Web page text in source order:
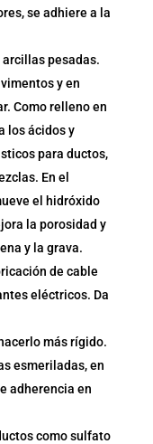
se adhiere a la
pesadas.
y en
Como relleno en
los ácidos y
para ductos,
En el
el hidróxido
la porosidad y
y la grava.
de cable
eléctricos. Da
más rígido.
esmeriladas, en
adherencia en
como sulfato